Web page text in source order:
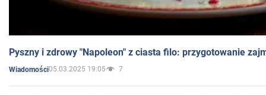
Pyszny i zdrowy "Napoleon" z ciasta filo: przygotowanie
Wiadomości05.03.2025 19:05 7